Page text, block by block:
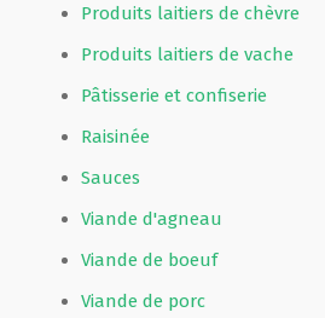
Produits laitiers de chèvre
Produits laitiers de vache
Pâtisserie et confiserie
Raisinée
Sauces
Viande d'agneau
Viande de boeuf
Viande de porc